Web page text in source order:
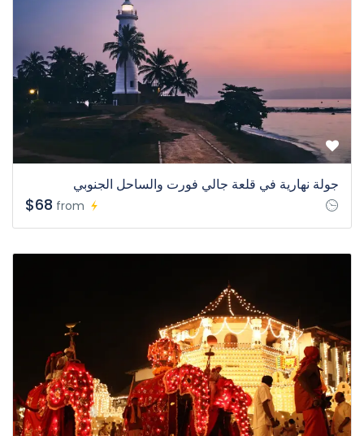
جولة نهارية في قلعة جالي فورت والساحل الجنوبي
from
$68